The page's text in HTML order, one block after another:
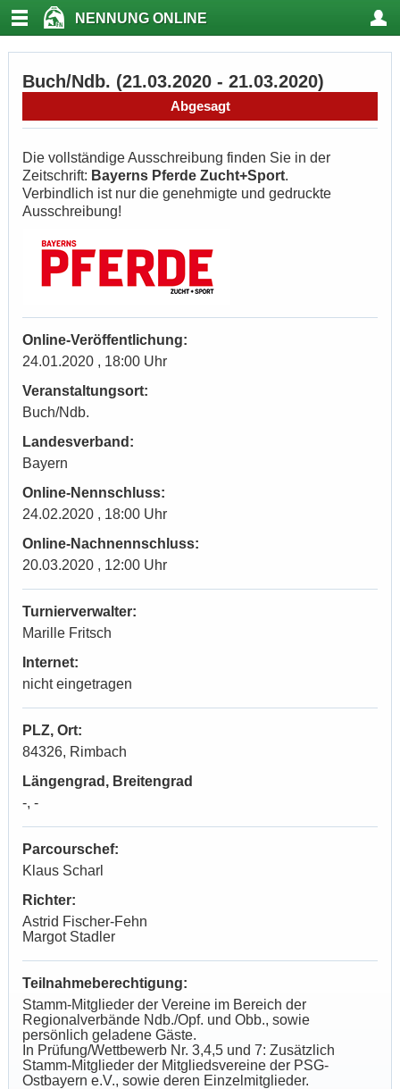
NENNUNG ONLINE
Buch/Ndb. (21.03.2020 - 21.03.2020)
Abgesagt
Die vollständige Ausschreibung finden Sie in der
Zeitschrift: Bayerns Pferde Zucht+Sport.
Verbindlich ist nur die genehmigte und gedruckte
Ausschreibung!
Online-Veröffentlichung:
24.01.2020 , 18:00 Uhr
Veranstaltungsort:
Buch/Ndb.
Landesverband:
Bayern
Online-Nennschluss:
24.02.2020 , 18:00 Uhr
Online-Nachnennschluss:
20.03.2020 , 12:00 Uhr
Turnierverwalter:
Marille Fritsch
Internet:
nicht eingetragen
PLZ, Ort:
84326, Rimbach
Längengrad, Breitengrad
-, -
Parcourschef:
Klaus Scharl
Richter:
Astrid Fischer-Fehn
Margot Stadler
Teilnahmeberechtigung:
Stamm-Mitglieder der Vereine im Bereich der
Regionalverbände Ndb./Opf. und Obb., sowie
persönlich geladene Gäste.
In Prüfung/Wettbewerb Nr. 3,4,5 und 7: Zusätzlich
Stamm-Mitglieder der Mitgliedsvereine der PSG-
Ostbayern e.V., sowie deren Einzelmitglieder.